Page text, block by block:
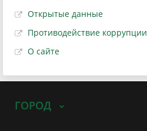
Открытые данные
Противодействие коррупции
О сайте
ГОРОД